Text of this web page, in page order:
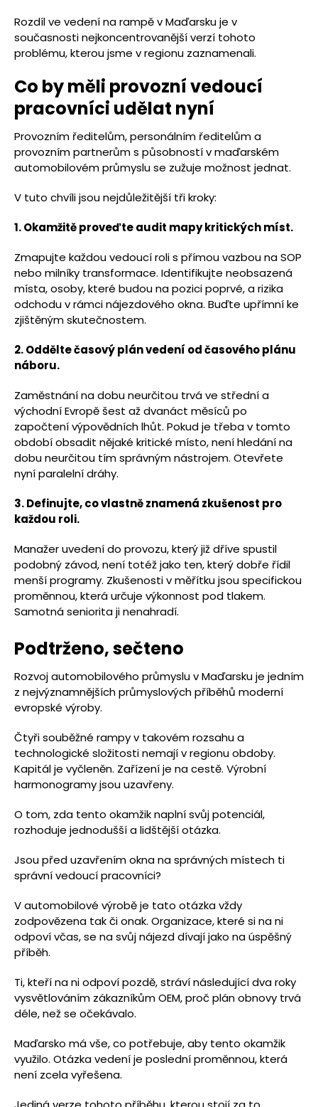
Rozdíl ve vedení na rampě v Maďarsku je v
současnosti nejkoncentrovanější verzí tohoto
problému, kterou jsme v regionu zaznamenali.
Co by měli provozní vedoucí
pracovníci udělat nyní
Provozním ředitelům, personálním ředitelům a
provozním partnerům s působností v maďarském
automobilovém průmyslu se zužuje možnost jednat.
V tuto chvíli jsou nejdůležitější tři kroky:
1. Okamžitě proveďte audit mapy kritických míst.
Zmapujte každou vedoucí roli s přímou vazbou na SOP
nebo milníky transformace. Identifikujte neobsazená
místa, osoby, které budou na pozici poprvé, a rizika
odchodu v rámci nájezdového okna. Buďte upřímní ke
zjištěným skutečnostem.
2. Oddělte časový plán vedení od časového plánu
náboru.
Zaměstnání na dobu neurčitou trvá ve střední a
východní Evropě šest až dvanáct měsíců po
započtení výpovědních lhůt. Pokud je třeba v tomto
období obsadit nějaké kritické místo, není hledání na
dobu neurčitou tím správným nástrojem. Otevřete
nyní paralelní dráhy.
3. Definujte, co vlastně znamená zkušenost pro
každou roli.
Manažer uvedení do provozu, který již dříve spustil
podobný závod, není totéž jako ten, který dobře řídil
menší programy. Zkušenosti v měřítku jsou specifickou
proměnnou, která určuje výkonnost pod tlakem.
Samotná seniorita ji nenahradí.
Podtrženo, sečteno
Rozvoj automobilového průmyslu v Maďarsku je jedním
z nejvýznamnějších průmyslových příběhů moderní
evropské výroby.
Čtyři souběžné rampy v takovém rozsahu a
technologické složitosti nemají v regionu obdoby.
Kapitál je vyčleněn. Zařízení je na cestě. Výrobní
harmonogramy jsou uzavřeny.
O tom, zda tento okamžik naplní svůj potenciál,
rozhoduje jednodušší a lidštější otázka.
Jsou před uzavřením okna na správných místech ti
správní vedoucí pracovníci?
V automobilové výrobě je tato otázka vždy
zodpovězena tak či onak. Organizace, které si na ni
odpoví včas, se na svůj nájezd dívají jako na úspěšný
příběh.
Ti, kteří na ni odpoví pozdě, stráví následující dva roky
vysvětlováním zákazníkům OEM, proč plán obnovy trvá
déle, než se očekávalo.
Maďarsko má vše, co potřebuje, aby tento okamžik
využilo. Otázka vedení je poslední proměnnou, která
není zcela vyřešena.